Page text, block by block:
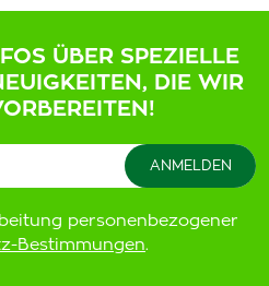
ÜBER SPEZIELLE
DIE WIR
personenbezogener
Bestimmungen.